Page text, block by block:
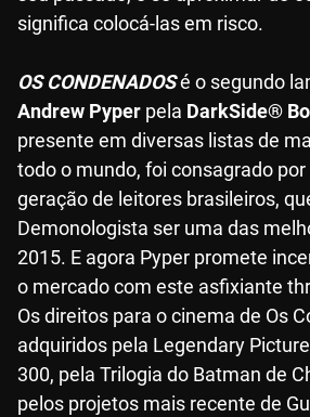
significa colocá-las em risco.
OS CONDENADOSé o segundo
Andrew Pyper pela DarkSide®
presente em diversas listas de
todo o mundo, foi consagrado
geração de leitores brasileiros,
Demonologista ser uma das
2015. E agora Pyper promete
o mercado com este asfixiante
Os direitos para o cinema de Os
adquiridos pela Legendary
300, pela Trilogia do Batman de
pelos projetos mais recente de